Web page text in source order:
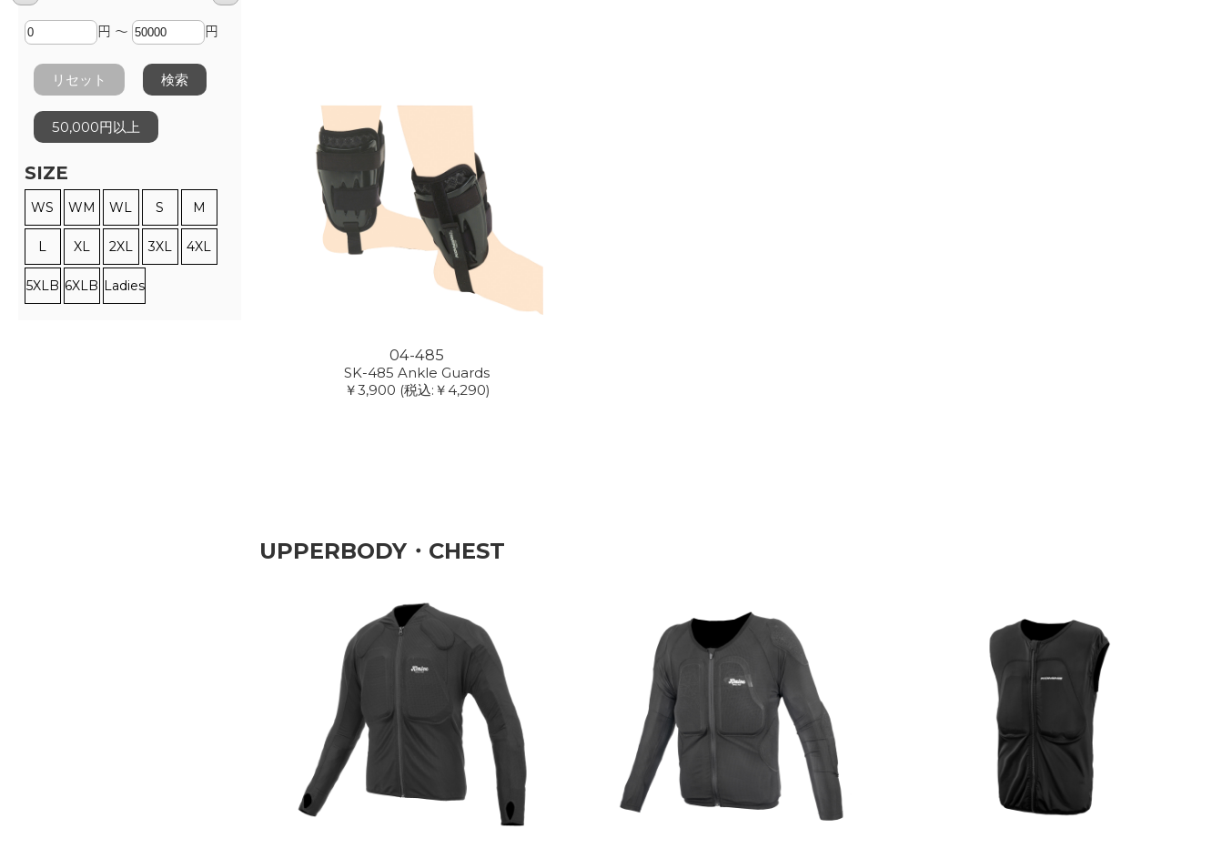
円 ～ 円
リセット 検索
50,000円以上
SIZE
WS WM WL S M
L XL 2XL 3XL 4XL
5XLB 6XLB Ladies
04-485
SK-485 Ankle Guards
￥3,900 (税込:￥4,290)
UPPERBODY・CHEST